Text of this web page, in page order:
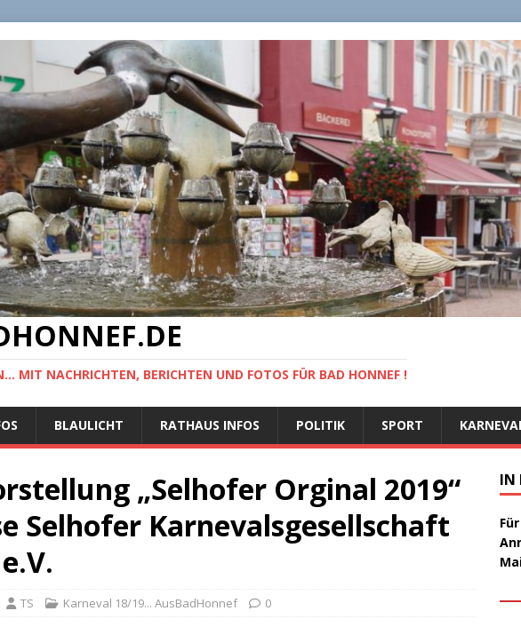
MIT NACHRICHTEN, BERICHTEN UND FOTOS FÜR BAD HONNEF !
BLAULICHT RATHAUS INFOS POLITIK SPORT
„Selhofer Orginal 2019“
Selhofer Karnevalsgesellschaft
TS Karneval 18/19... AusBadHonnef 0
IN